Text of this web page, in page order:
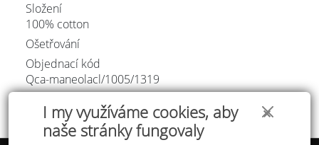
✕
I my využíváme cookies, aby
naše stránky fungovaly
Složení
100% cotton
Ošetřování
Objednací kód
Qca-maneolacl/1005/1319